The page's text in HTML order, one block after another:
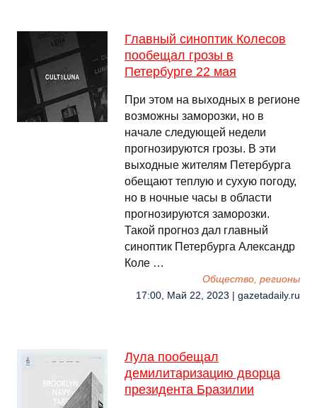
Главный синоптик Колесов
пообещал грозы в
Петербурге 22 мая
При этом на выходных в регионе
возможны заморозки, но в
начале следующей недели
прогнозируются грозы. В эти
выходные жителям Петербурга
обещают теплую и сухую погоду,
но в ночные часы в области
прогнозируются заморозки.
Такой прогноз дал главный
синоптик Петербурга Александр
Коле …
Общество, регионы
17:00, Май 22, 2023 | gazetadaily.ru
Лула пообещал
демилитаризацию дворца
президента Бразилии